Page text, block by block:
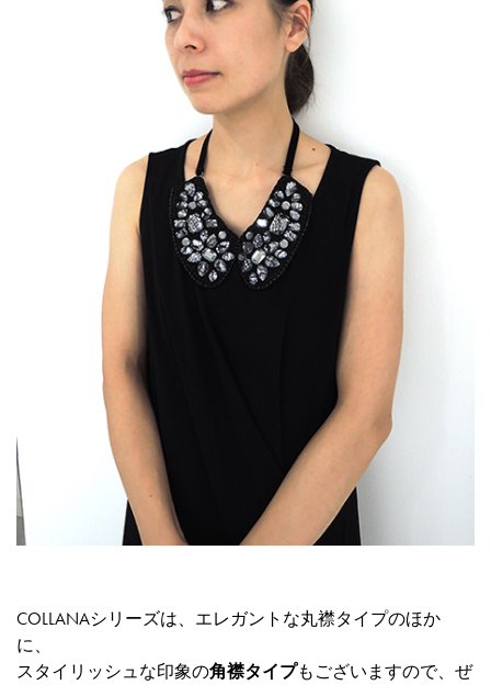
COLLANAシリーズは、エレガントな丸襟タイプのほか
に、
スタイリッシュな印象の角襟タイプもございますので、ぜ